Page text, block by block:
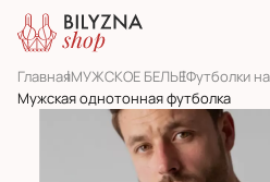
ГлавнаяМУЖСКОЕ БЕЛЬЕФутболки
Мужская однотонная футболка